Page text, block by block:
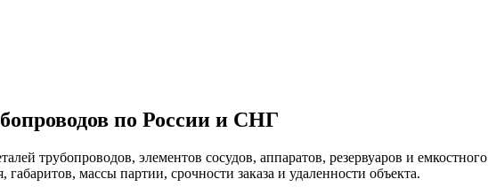
по России и СНГ
трубопроводов, элементов сосудов, аппаратов, резервуаров и
массы партии, срочности заказа и удаленности объекта.